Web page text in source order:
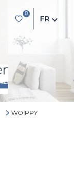
0
FR
WOIPPY